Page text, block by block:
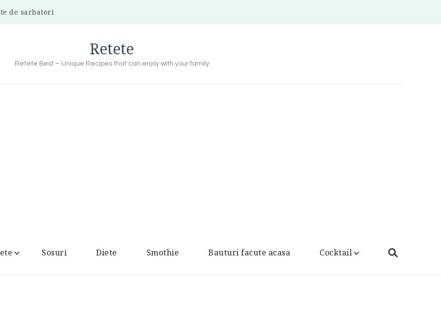
de sarbatori
Retete
Retete Best – Unique Recipes that can enjoy with your family
Sosuri Diete Smothie Bauturi facute acasa Cocktail